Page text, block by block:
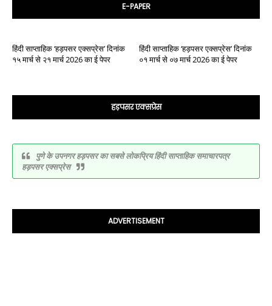
E-PAPER
हिंदी साप्ताहिक ‘हड़पसर एक्सप्रेस’ दिनांक
१५ मार्च से २१ मार्च 2026 का ई पेपर
हिंदी साप्ताहिक ‘हड़पसर एक्सप्रेस’ दिनांक
०१ मार्च से ०७ मार्च 2026 का ई पेपर
हड़पसर एक्सप्रेस
पुणे के उपनगर हड़पसर का सबसे लोकप्रिय हिंदी साप्ताहिक समाचारपत्र
हड़पसर एक्सप्रेस
ADVERTISEMENT